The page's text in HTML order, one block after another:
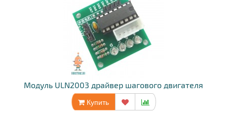
Модуль ULN2003 драйвер шагового двигателя
Купить